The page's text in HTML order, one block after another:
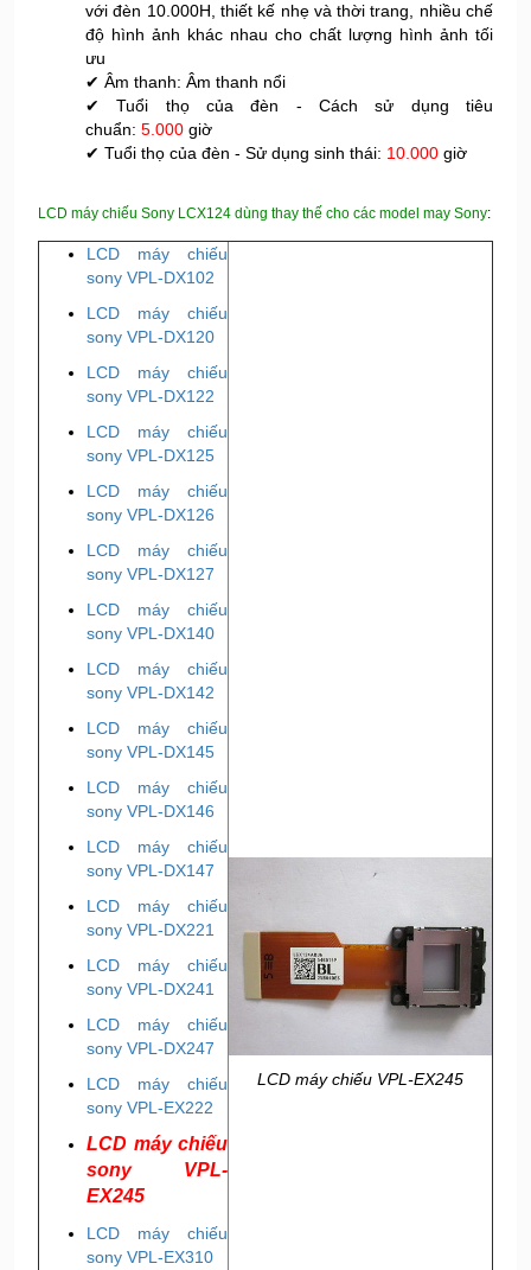
với đèn 10.000H, thiết kế nhẹ và thời trang, nhiều chế
độ hình ảnh khác nhau cho chất lượng hình ảnh tối
ưu
✔ Âm thanh: Âm thanh nổi
✔ Tuổi thọ của đèn - Cách sử dụng tiêu
chuẩn: 5.000 giờ
✔ Tuổi thọ của đèn - Sử dụng sinh thái: 10.000 giờ
LCD máy chiếu Sony LCX124 dùng thay thế cho các model may Sony:
LCD máy chiếu
sony VPL-DX102
LCD máy chiếu
sony VPL-DX120
LCD máy chiếu
sony VPL-DX122
LCD máy chiếu
sony VPL-DX125
LCD máy chiếu
sony VPL-DX126
LCD máy chiếu
sony VPL-DX127
LCD máy chiếu
sony VPL-DX140
LCD máy chiếu
sony VPL-DX142
LCD máy chiếu
sony VPL-DX145
LCD máy chiếu
sony VPL-DX146
LCD máy chiếu
sony VPL-DX147
LCD máy chiếu
sony VPL-DX221
LCD máy chiếu
sony VPL-DX241
LCD máy chiếu
sony VPL-DX247
LCD máy chiếu
sony VPL-EX222
LCD máy chiếu
sony VPL-
EX245
LCD máy chiếu
sony VPL-EX310
LCD máy chiếu VPL-EX245